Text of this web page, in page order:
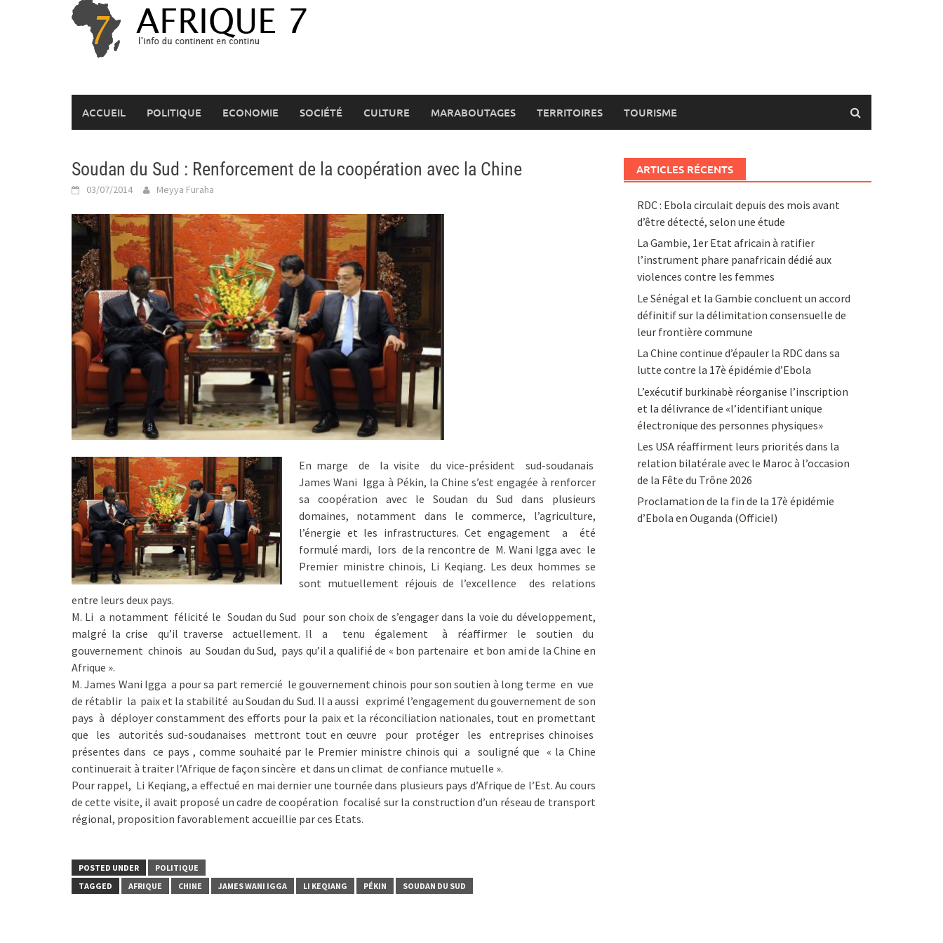
ACCUEIL POLITIQUE ECONOMIE SOCIÉTÉ CULTURE MARABOUTAGES TERRITOIRES TOURISME
Soudan du Sud : Renforcement de la coopération avec la Chine
03/07/2014 Meyya Furaha
En marge de la visite du vice-président sud-soudanais
James Wani Igga à Pékin, la Chine s’est engagée à renforcer
sa coopération avec le Soudan du Sud dans plusieurs
domaines, notamment dans le commerce, l’agriculture,
l’énergie et les infrastructures. Cet engagement a été
formulé mardi, lors de la rencontre de M. Wani Igga avec le
Premier ministre chinois, Li Keqiang. Les deux hommes se
sont mutuellement réjouis de l’excellence des relations
entre leurs deux pays.
M. Li a notamment félicité le Soudan du Sud pour son choix de s’engager dans la voie du développement,
malgré la crise qu’il traverse actuellement. Il a tenu également à réaffirmer le soutien du
gouvernement chinois au Soudan du Sud, pays qu’il a qualifié de « bon partenaire et bon ami de la Chine en
Afrique ».
M. James Wani Igga a pour sa part remercié le gouvernement chinois pour son soutien à long terme en vue
de rétablir la paix et la stabilité au Soudan du Sud. Il a aussi exprimé l’engagement du gouvernement de son
pays à déployer constamment des efforts pour la paix et la réconciliation nationales, tout en promettant
que les autorités sud-soudanaises mettront tout en œuvre pour protéger les entreprises chinoises
présentes dans ce pays , comme souhaité par le Premier ministre chinois qui a souligné que « la Chine
continuerait à traiter l’Afrique de façon sincère et dans un climat de confiance mutuelle ».
Pour rappel, Li Keqiang, a effectué en mai dernier une tournée dans plusieurs pays d’Afrique de l’Est. Au cours
de cette visite, il avait proposé un cadre de coopération focalisé sur la construction d’un réseau de transport
régional, proposition favorablement accueillie par ces Etats.
POSTED UNDER
POLITIQUE
TAGGED
AFRIQUE CHINE JAMES WANI IGGA LI KEQIANG PÉKIN SOUDAN DU SUD
ARTICLES RÉCENTS
RDC : Ebola circulait depuis des mois avant
d’être détecté, selon une étude
La Gambie, 1er Etat africain à ratifier
l’instrument phare panafricain dédié aux
violences contre les femmes
Le Sénégal et la Gambie concluent un accord
définitif sur la délimitation consensuelle de
leur frontière commune
La Chine continue d’épauler la RDC dans sa
lutte contre la 17è épidémie d’Ebola
L’exécutif burkinabè réorganise l’inscription
et la délivrance de «l’identifiant unique
électronique des personnes physiques»
Les USA réaffirment leurs priorités dans la
relation bilatérale avec le Maroc à l’occasion
de la Fête du Trône 2026
Proclamation de la fin de la 17è épidémie
d’Ebola en Ouganda (Officiel)